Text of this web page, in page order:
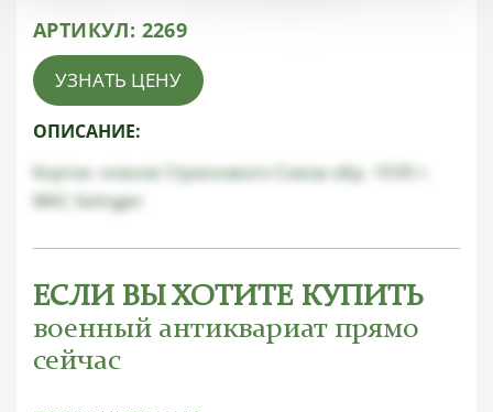
АРТИКУЛ: 2269
УЗНАТЬ ЦЕНУ
ОПИСАНИЕ:
Кортик членов Стрелкового Союза обр. 1939 г.
WKC Solingen
ЕСЛИ ВЫ ХОТИТЕ КУПИТЬ
военный антиквариат прямо
сейчас